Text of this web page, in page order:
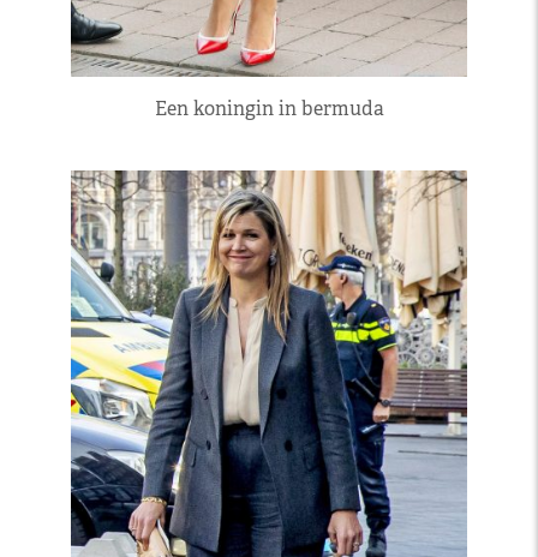
Een koningin in bermuda